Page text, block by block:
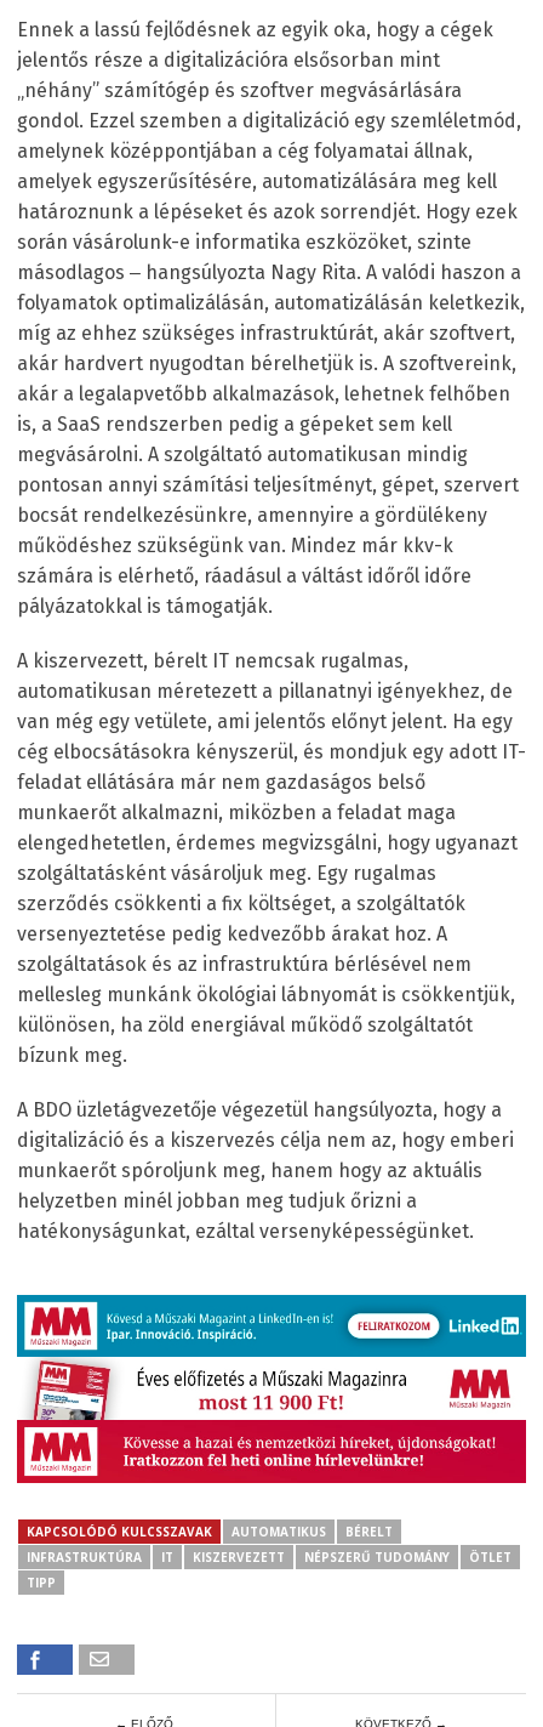
Ennek a lassú fejlődésnek az egyik oka, hogy a cégek
jelentős része a digitalizációra elsősorban mint
„néhány” számítógép és szoftver megvásárlására
gondol. Ezzel szemben a digitalizáció egy szemléletmód,
amelynek középpontjában a cég folyamatai állnak,
amelyek egyszerűsítésére, automatizálására meg kell
határoznunk a lépéseket és azok sorrendjét. Hogy ezek
során vásárolunk-e informatika eszközöket, szinte
másodlagos ‒ hangsúlyozta Nagy Rita. A valódi haszon a
folyamatok optimalizálásán, automatizálásán keletkezik,
míg az ehhez szükséges infrastruktúrát, akár szoftvert,
akár hardvert nyugodtan bérelhetjük is. A szoftvereink,
akár a legalapvetőbb alkalmazások, lehetnek felhőben
is, a SaaS rendszerben pedig a gépeket sem kell
megvásárolni. A szolgáltató automatikusan mindig
pontosan annyi számítási teljesítményt, gépet, szervert
bocsát rendelkezésünkre, amennyire a gördülékeny
működéshez szükségünk van. Mindez már kkv-k
számára is elérhető, ráadásul a váltást időről időre
pályázatokkal is támogatják.
A kiszervezett, bérelt IT nemcsak rugalmas,
automatikusan méretezett a pillanatnyi igényekhez, de
van még egy vetülete, ami jelentős előnyt jelent. Ha egy
cég elbocsátásokra kényszerül, és mondjuk egy adott IT-
feladat ellátására már nem gazdaságos belső
munkaerőt alkalmazni, miközben a feladat maga
elengedhetetlen, érdemes megvizsgálni, hogy ugyanazt
szolgáltatásként vásároljuk meg. Egy rugalmas
szerződés csökkenti a fix költséget, a szolgáltatók
versenyeztetése pedig kedvezőbb árakat hoz. A
szolgáltatások és az infrastruktúra bérlésével nem
mellesleg munkánk ökológiai lábnyomát is csökkentjük,
különösen, ha zöld energiával működő szolgáltatót
bízunk meg.
A BDO üzletágvezetője végezetül hangsúlyozta, hogy a
digitalizáció és a kiszervezés célja nem az, hogy emberi
munkaerőt spóroljunk meg, hanem hogy az aktuális
helyzetben minél jobban meg tudjuk őrizni a
hatékonyságunkat, ezáltal versenyképességünket.
KAPCSOLÓDÓ KULCSSZAVAK AUTOMATIKUS
BÉRELT
INFRASTRUKTÚRA
IT KISZERVEZETT NÉPSZERŰ TUDOMÁNY
ÖTLET
TIPP
← ELŐZŐ KÖVETKEZŐ →